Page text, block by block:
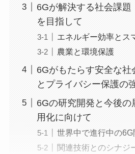
6Gが解決する社会課題
を目指して
エネルギー効率とス
農業と環境保護
6Gがもたらす安全な社
とプライバシー保護の
6Gの研究開発と今後の
用化に向けて
世界中で進行中の6G
関連技術とのシナジ